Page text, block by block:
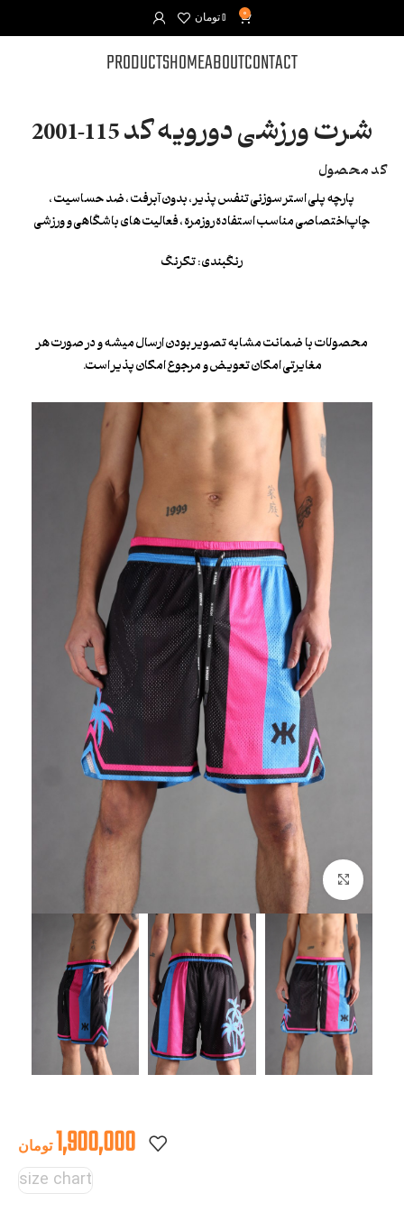
0
0 تومان
CONTACT
ABOUT
HOME
PRODUCTS
شرت ورزشی دورویه کد 115-2001
کد محصول
پارچه پلی استر سوزنی تنفس پذیر ، بدون آبرفت ، ضد حساسیت ،
چاپ‌اختصاصی مناسب استفاده روزمره ، فعالیت های باشگاهی و ورزشی
رنگبندی : تکرنگ
محصولات با ضمانت مشابه تصویر بودن ارسال میشه و در صورت هر
مغایرتی امکان تعویض و مرجوع امکان پذیر است.
بزرگنمایی تصویر
1,900,000 تومان
size chart